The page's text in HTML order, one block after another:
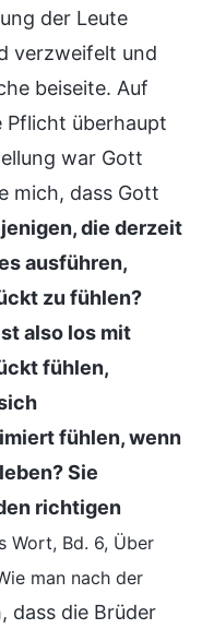
der Leute
verzweifelt und
beiseite. Auf
Pflicht überhaupt
war Gott
mich, dass Gott
die derzeit
ausführen,
zu fühlen?
also los mit
fühlen,
fühlen, wenn
Sie
richtigen
Wort, Bd. 6, Über
man nach der
dass die Brüder